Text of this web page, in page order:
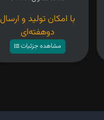
با امکان تولید و ارسال
دوهفته‌ای
مشاهده جزئیات